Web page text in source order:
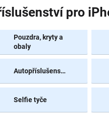
pro
Pouzdra, kryty a
obaly
Autopříslušenství
Selfie tyče